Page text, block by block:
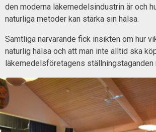
den moderna läkemedelsindustrin är och
naturliga metoder kan stärka sin hälsa.
Samtliga närvarande fick insikten om hur
naturlig hälsa och att man inte alltid ska
läkemedelsföretagens ställningstaganden